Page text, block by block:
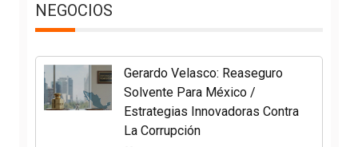
NEGOCIOS
Gerardo Velasco: Reaseguro
Solvente Para México /
Estrategias Innovadoras Contra
La Corrupción